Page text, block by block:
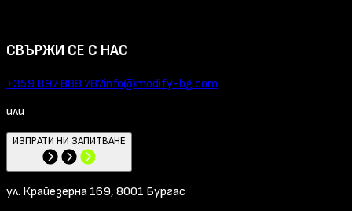
СВЪРЖИ СЕ С НАС
+359 897 888 787info@modify-bg.com
или
ИЗПРАТИ НИ ЗАПИТВАНЕ
ул. Крайезерна 169, 8001 Бургас